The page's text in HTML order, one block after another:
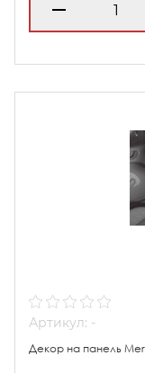
Артикул: -
Декор на панель